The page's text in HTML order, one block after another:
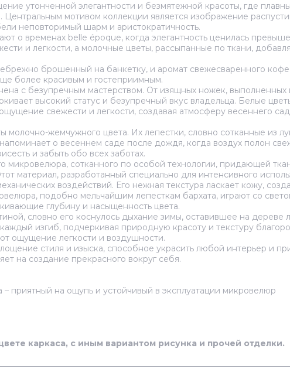
утонченной элегантности и безмятежной красоты, где
мотивом коллекции является изображение
неповторимый шарм и аристократичность.
о временах belle époque, когда элегантность ценилась
и легкости, а молочные цветы, рассыпанные по ткани,
брошенный на банкетку, и аромат свежесваренного кофе
более красивым и гостеприимным.
с безупречным мастерством. От изящных ножек, выполненных
высокий статус и безупречный вкус владельца. Белые
свежести и легкости, создавая атмосферу весеннего
молочно-жемчужного цвета. Их лепестки, словно сотканные из
о весеннем саде после дождя, когда воздух полон
и забыть обо всех заботах.
микровелюра, сотканного по особой технологии, придающей
материал, разработанный специально для интенсивного
воздействий. Его нежная текстура ласкает кожу,
подобно мельчайшим лепесткам бархата, играют со
глубину и насыщенность цвета.
словно его коснулось дыхание зимы, оставившее на дереве
изгиб, подчеркивая природную красоту и текстуру
ощущение легкости и воздушности.
стиля и изыска, способное украсить любой интерьер и
на создание прекрасного вокруг себя.
приятный на ощупь и устойчивый в эксплуатации микровелюр
каркаса, с иным вариантом рисунка и прочей отделки.